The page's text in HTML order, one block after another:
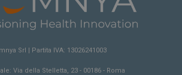
Srl | Partita IVA: 13026241003
Via della Stelletta, 23 - 00186 - Roma